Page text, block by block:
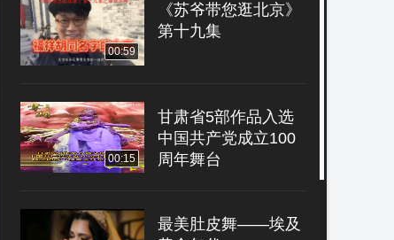
00:59
《苏爷带您逛北京》
第十九集
00:15
甘肃省5部作品入选
中国共产党成立100
周年舞台
最美肚皮舞——埃及